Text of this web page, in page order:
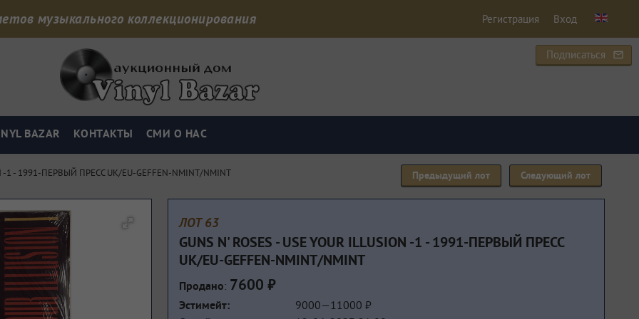
музыкального коллекционирования Регистрация Вход
Подписаться mail_outline
BAZAR КОНТАКТЫ СМИ О НАС
Предыдущий лот Следующий лот
-1 - 1991-ПЕРВЫЙ ПРЕСС UK/EU-GEFFEN-NMINT/NMINT
ЛОТ 63
GUNS N' ROSES - USE YOUR ILLUSION -1 - 1991-ПЕРВЫЙ ПРЕСС
UK/EU-GEFFEN-NMINT/NMINT
Продано: 7600 ₽
Эстимейт:
9000—11000 ₽